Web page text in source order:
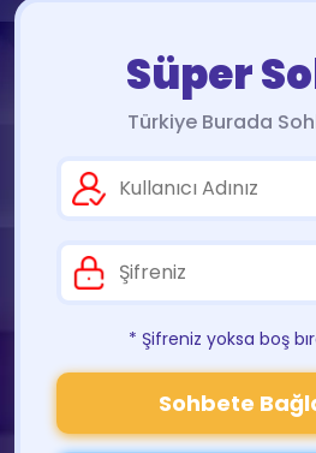
Süper
Türkiye Burada
* Şifreniz yoksa boş
Sohbete